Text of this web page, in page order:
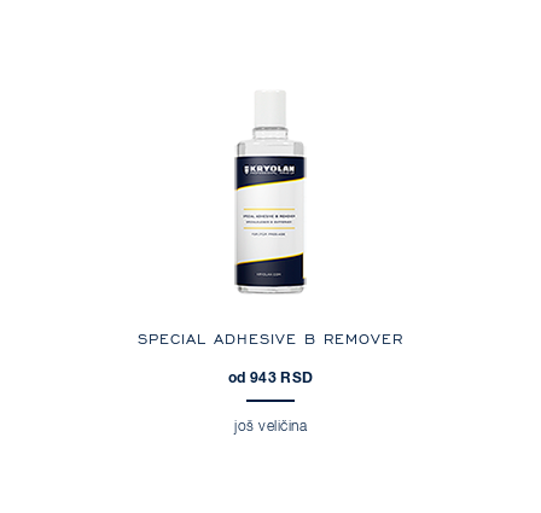
SPECIAL ADHESIVE B REMOVER
od 943 RSD
još veličina